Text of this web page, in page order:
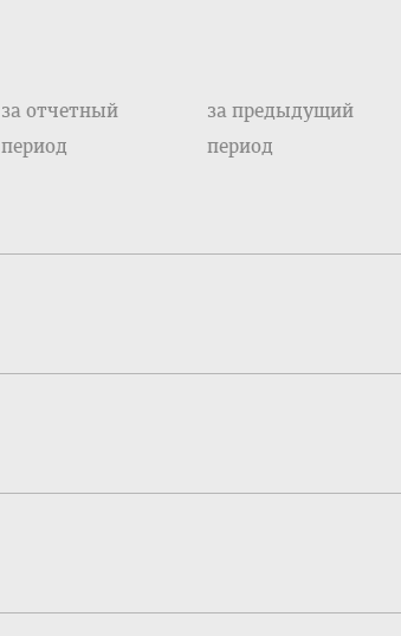
за отчетный
период
за предыдущий
период